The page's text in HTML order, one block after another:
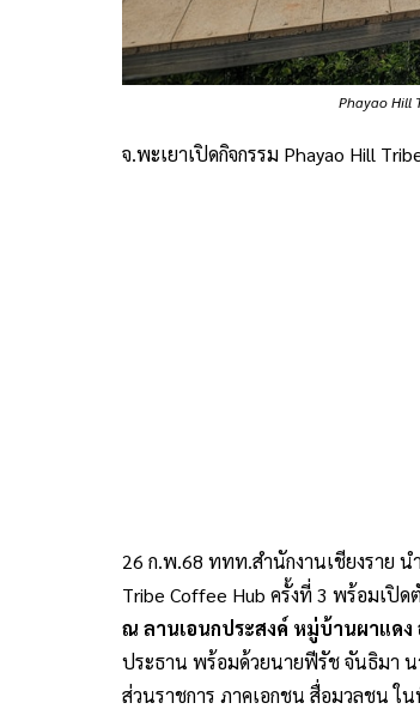
Phayao Hill
จ.พะเยาเปิดกิจกรรม Phayao Hill
26 ก.พ.68 ททท.สำนักงานเชียงราย น
Tribe Coffee Hub ครั้งที่ 3 พร้อมเปิด
ณ ลานเอนกประสงค์ หมู่บ้านผาแดง
ประธาน พร้อมด้วยนายฟีรัช จันธิมา น
ส่วนราชการ ภาคเอกชน สื่อมวลชน ใ